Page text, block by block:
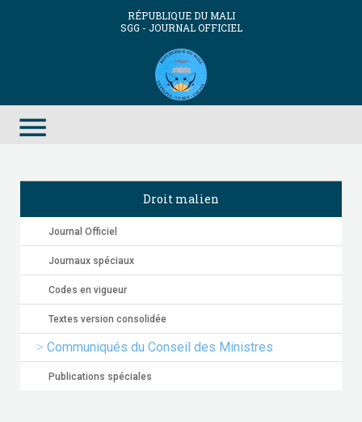
RÉPUBLIQUE DU MALI
SGG - JOURNAL OFFICIEL
menu
Droit malien
Journal Officiel
Journaux spéciaux
Codes en vigueur
Textes version consolidée
Communiqués du Conseil des Ministres
Publications spéciales